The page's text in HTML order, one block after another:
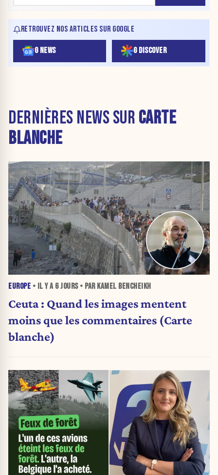
RETROUVEZ NOS ARTICLES SUR GOOGLE
G NEWS G DISCOVER
DERNIÈRES NEWS SUR CARTE
BLANCHE
EUROPE • IL Y A 6 JOURS• PAR KAMEL BENCHEIKH
Ceuta : Quand les images mentent
moins que les commentaires (Carte
blanche)